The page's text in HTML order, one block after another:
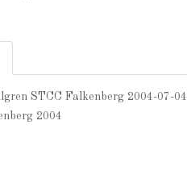
STCC Falkenberg 2004-07-04
2004